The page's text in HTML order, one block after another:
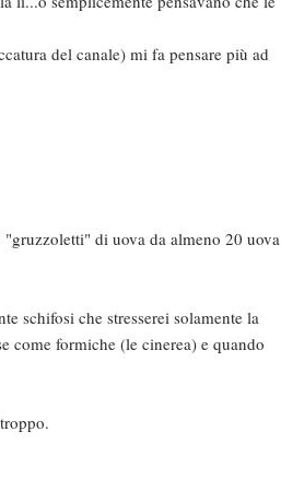
del canale) mi fa pensare più ad
di uova da almeno 20 uova
schifosi che stresserei solamente la
come formiche (le cinerea) e quando